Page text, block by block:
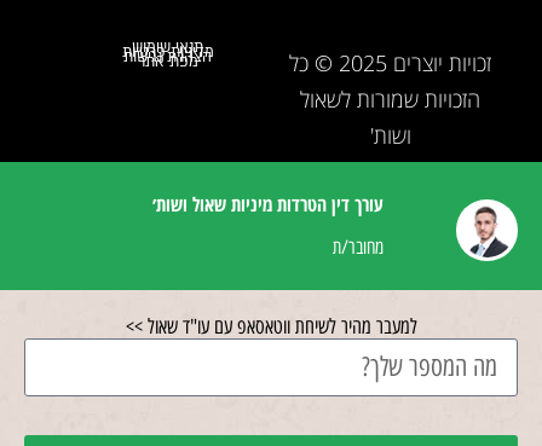
זכויות יוצרים 2025 © כל
הזכויות שמורות לשאול
ושות'
תנאי שימוש
מדיניות פרטיות
הצהרת נגישות
מפת אתר
עורך דין הטרדות מיניות שאול ושות׳
מחובר/ת
למעבר מהיר לשיחת ווטאסאפ עם עו"ד שאול >>